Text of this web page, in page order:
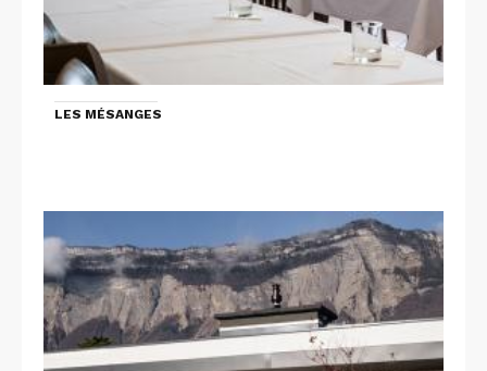
LES MÉSANGES